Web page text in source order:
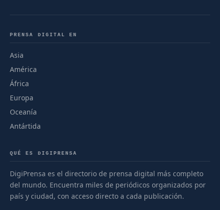
PRENSA DIGITAL EN
Asia
América
África
Europa
Oceanía
Antártida
QUÉ ES DIGIPRENSA
DigiPrensa es el directorio de prensa digital más completo
del mundo. Encuentra miles de periódicos organizados por
país y ciudad, con acceso directo a cada publicación.